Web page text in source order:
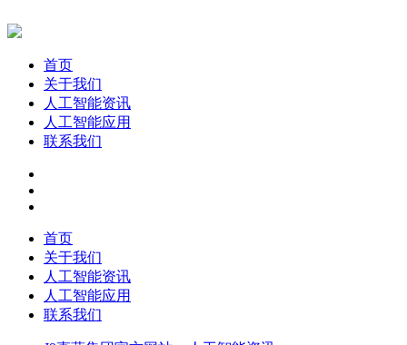
首页
关于我们
人工智能资讯
人工智能应用
联系我们
首页
关于我们
人工智能资讯
人工智能应用
联系我们